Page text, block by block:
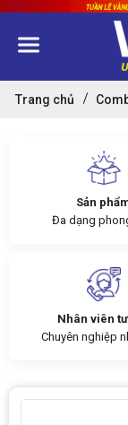
Trang chủ
Sản
Đa dạng
Nhân viên
Chuyên nghiệp